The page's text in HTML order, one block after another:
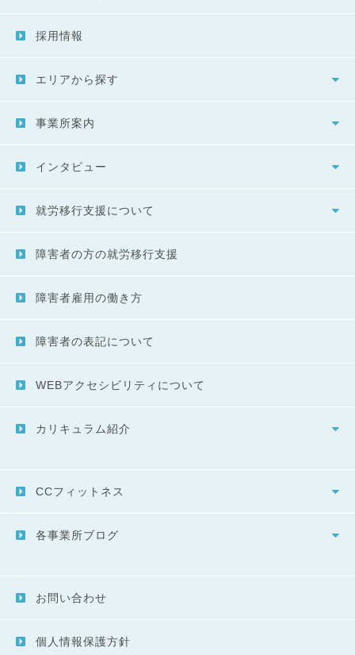
採用情報
エリアから探す
事業所案内
インタビュー
就労移行支援について
障害者の方の就労移行支援
障害者雇用の働き方
障害者の表記について
WEBアクセシビリティについて
カリキュラム紹介
CCフィットネス
各事業所ブログ
お問い合わせ
個人情報保護方針